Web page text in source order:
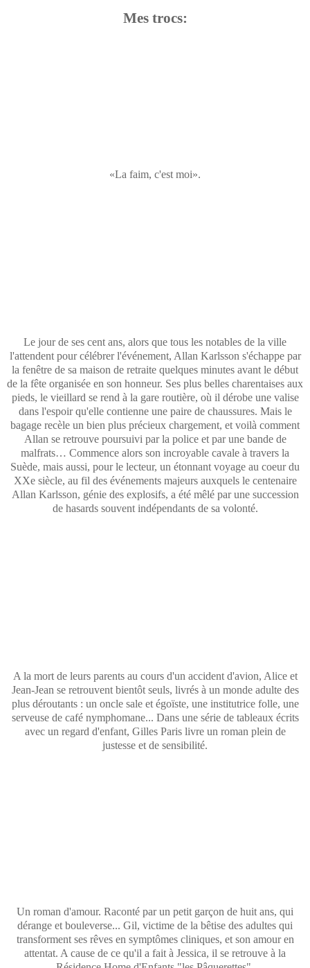
Mes trocs:
«La faim, c'est moi».
Le jour de ses cent ans, alors que tous les notables de la ville
l'attendent pour célébrer l'événement, Allan Karlsson s'échappe par
la fenêtre de sa maison de retraite quelques minutes avant le début
de la fête organisée en son honneur. Ses plus belles charentaises aux
pieds, le vieillard se rend à la gare routière, où il dérobe une valise
dans l'espoir qu'elle contienne une paire de chaussures. Mais le
bagage recèle un bien plus précieux chargement, et voilà comment
Allan se retrouve poursuivi par la police et par une bande de
malfrats… Commence alors son incroyable cavale à travers la
Suède, mais aussi, pour le lecteur, un étonnant voyage au coeur du
XXe siècle, au fil des événements majeurs auxquels le centenaire
Allan Karlsson, génie des explosifs, a été mêlé par une succession
de hasards souvent indépendants de sa volonté.
A la mort de leurs parents au cours d'un accident d'avion, Alice et
Jean-Jean se retrouvent bientôt seuls, livrés à un monde adulte des
plus déroutants : un oncle sale et égoïste, une institutrice folle, une
serveuse de café nymphomane... Dans une série de tableaux écrits
avec un regard d'enfant, Gilles Paris livre un roman plein de
justesse et de sensibilité.
Un roman d'amour. Raconté par un petit garçon de huit ans, qui
dérange et bouleverse... Gil, victime de la bêtise des adultes qui
transforment ses rêves en symptômes cliniques, et son amour en
attentat. A cause de ce qu'il a fait à Jessica, il se retrouve à la